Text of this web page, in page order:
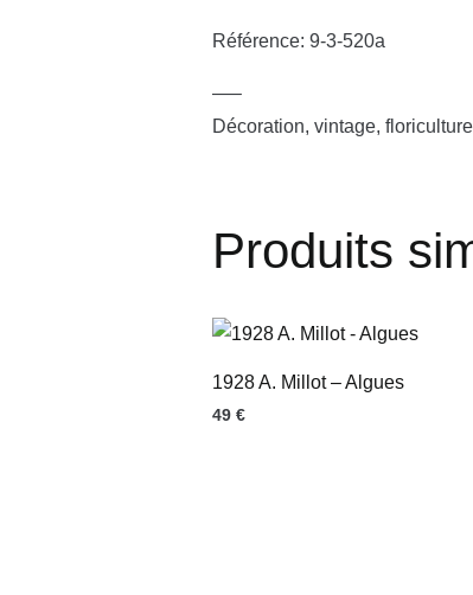
Référence: 9-3-520a
—–
Décoration, vintage,
Produits
1928 A. Millot – Algues
49 €